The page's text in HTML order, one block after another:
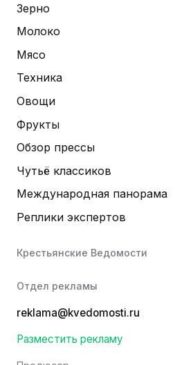
Зерно
Молоко
Мясо
Техника
Овощи
Фрукты
Обзор прессы
Чутьё классиков
Международная панорама
Реплики экспертов
Крестьянские Ведомости
Отдел рекламы
reklama@kvedomosti.ru
Разместить рекламу